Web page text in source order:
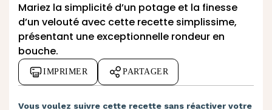
Mariez la simplicité d’un potage et la finesse
d’un velouté avec cette recette simplissime,
présentant une exceptionnelle rondeur en
bouche.
IMPRIMER PARTAGER
Vous voulez suivre cette recette sans réactiver votre